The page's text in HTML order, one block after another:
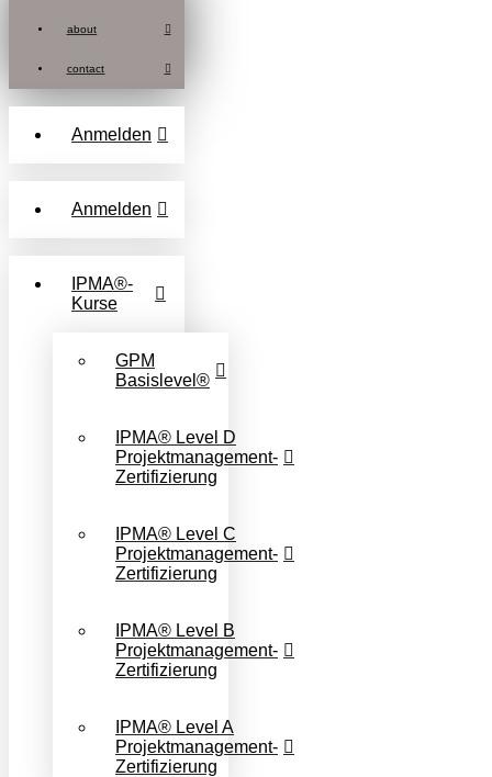
about
contact
Anmelden
Anmelden
IPMA®-
Kurse
GPM
Basislevel®
IPMA® Level D
Projektmanagement-
Zertifizierung
IPMA® Level C
Projektmanagement-
Zertifizierung
IPMA® Level B
Projektmanagement-
Zertifizierung
IPMA® Level A
Projektmanagement-
Zertifizierung